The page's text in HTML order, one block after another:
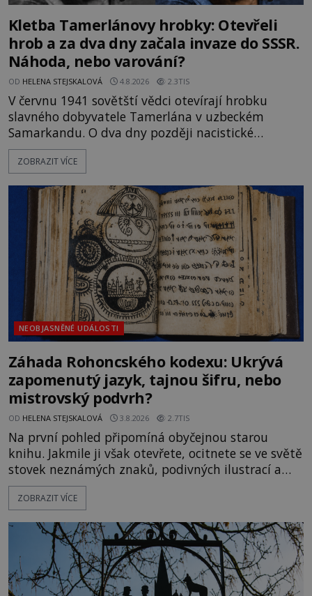
Kletba Tamerlánovy hrobky: Otevřeli
hrob a za dva dny začala invaze do SSSR.
Náhoda, nebo varování?
OD HELENA STEJSKALOVÁ 4.8.2026 2.3TIS
V červnu 1941 sovětští vědci otevírají hrobku
slavného dobyvatele Tamerlána v uzbeckém
Samarkandu. O dva dny později nacistické
Německo zahajuje operaci Barbarossa a napadá
Sovětský svaz. Shoda dat je natolik zarážející, že se
na legendě něco pravdy, nebo jde jen o fascinující
souhru okolností? Když antropolog Michail
Gerasimov (1907-1970) a
ZOBRAZIT VÍCE
NEOBJASNĚNÉ UDÁLOSTI
Záhada Rohoncského kodexu: Ukrývá
zapomenutý jazyk, tajnou šifru, nebo
mistrovský podvrh?
OD HELENA STEJSKALOVÁ 3.8.2026 2.7TIS
Na první pohled připomíná obyčejnou starou
knihu. Jakmile ji však otevřete, ocitnete se ve světě
stovek neznámých znaků, podivných ilustrací a
textu, který už téměř dvě století vzdoruje všem
pokusům o rozluštění. Rohoncský kodex patří mezi
jistotou neví, kdo jej napsal, kdy vznikl ani co
vlastně vypráví. Rohoncský kodex se poprvé
objevuje v roce
ZOBRAZIT VÍCE